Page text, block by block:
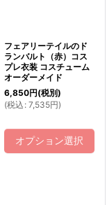
フェアリーテイルのド
ランバルト（赤）コス
プレ衣装 コスチューム
オーダーメイド
6,850円(税別)
(税込 : 7,535円)
オプション選択